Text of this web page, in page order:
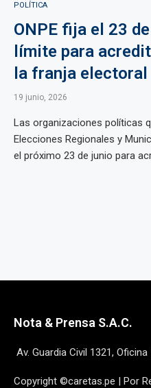
POLÍTICA
ONPE fija el 23
límite para
la franja electoral
19 junio, 2026
Las organizaciones políticas
Elecciones Regionales y
el próximo 23 de junio para
Nota & Prensa S.A.C.
Av. Guardia Civil 1321,
Copyright ©caretas.pe | Por